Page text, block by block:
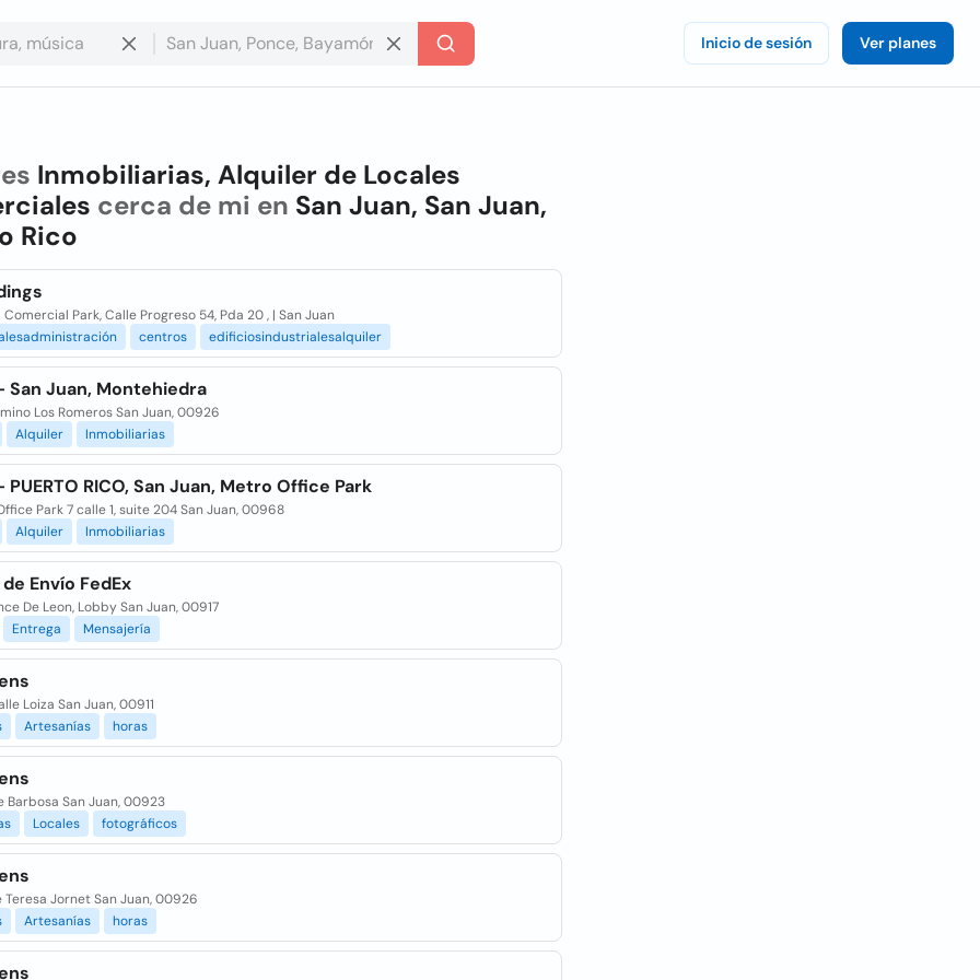
Inicio de sesión Ver planes
Inmobiliarias, Alquiler de Locales
cerca de mi en San Juan, San Juan,
Rico
Park, Calle Progreso 54, Pda 20 , | San Juan
centros edificiosindustrialesalquiler
San Juan, Montehiedra
Los Romeros San Juan, 00926
Alquiler
Inmobiliarias
PUERTO RICO, San Juan, Metro Office Park
Park 7 calle 1, suite 204 San Juan, 00968
Alquiler
Inmobiliarias
Envío FedEx
De Leon, Lobby San Juan, 00917
Entrega
Mensajería
Loiza San Juan, 00911
Artesanías horas
Barbosa San Juan, 00923
Locales fotográficos
Teresa Jornet San Juan, 00926
Artesanías horas